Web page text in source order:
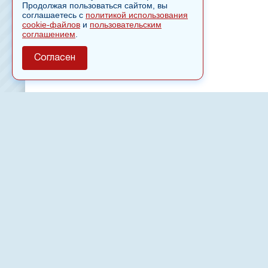
Продолжая пользоваться сайтом, вы
соглашаетесь с политикой использования
cookie-файлов и пользовательским
соглашением
Согласен